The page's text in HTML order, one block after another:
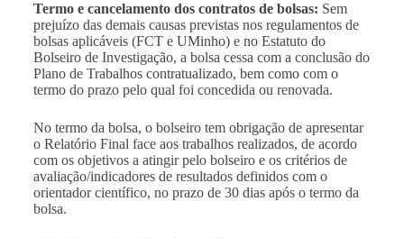
Termo e cancelamento dos contratos de bolsas: Sem
prejuízo das demais causas previstas nos regulamentos de
bolsas aplicáveis (FCT e UMinho) e no Estatuto do
Bolseiro de Investigação, a bolsa cessa com a conclusão do
Plano de Trabalhos contratualizado, bem como com o
termo do prazo pelo qual foi concedida ou renovada.
No termo da bolsa, o bolseiro tem obrigação de apresentar
o Relatório Final face aos trabalhos realizados, de acordo
com os objetivos a atingir pelo bolseiro e os critérios de
avaliação/indicadores de resultados definidos com o
orientador científico, no prazo de 30 dias após o termo da
bolsa.